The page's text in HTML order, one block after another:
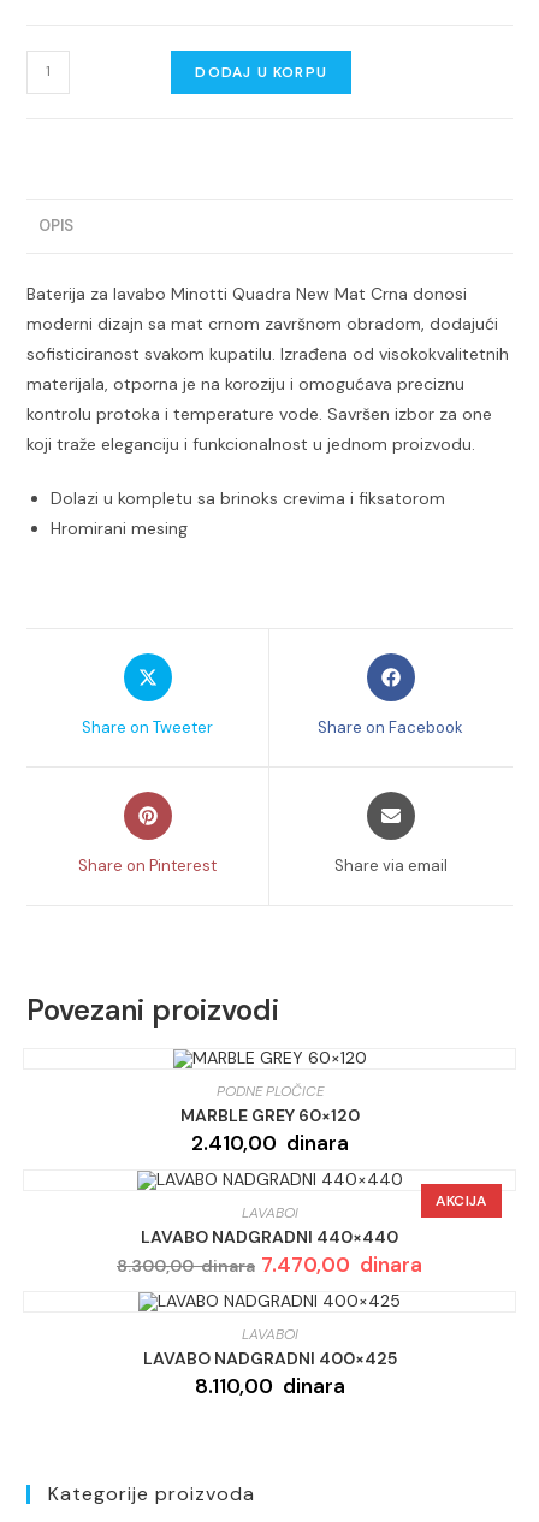
Baterija
za
NEW
količina
DODAJ U KORPU
OPIS
Baterija za lavabo Minotti Quadra New Mat Crna donosi
moderni dizajn sa mat crnom završnom obradom, dodajući
sofisticiranost svakom kupatilu. Izrađena od visokokvalitetnih
materijala, otporna je na koroziju i omogućava preciznu
kontrolu protoka i temperature vode. Savršen izbor za one
koji traže eleganciju i funkcionalnost u jednom proizvodu.
Dolazi u kompletu sa brinoks crevima i fiksatorom
Hromirani mesing
Opens
in
new
Share on Tweeter
Opens
in
new
Share on Facebook
Opens
in
new
Share on Pinterest
Opens
in
new
Share via email
Povezani proizvodi
PODNE PLOČICE
MARBLE GREY 60×120
2.410,00 dinara
AKCIJA
LAVABOI
LAVABO NADGRADNI 440×440
8.300,00dinara Originalna
je
bila:
8.300,00 dinara.
7.470,00 dinara
LAVABOI
LAVABO NADGRADNI 400×425
8.110,00 dinara
Kategorije proizvoda